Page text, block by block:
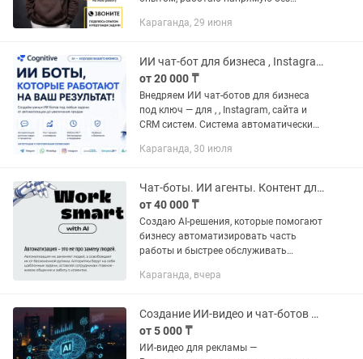
деньги и время. Высокая
быстро...
Караганда, 29 июня
ИИ чат-бот для бизнеса , Instagram, CRM
от 20 000 ₸
Внедряем ИИ чат-ботов для бизнеса
под ключ — для , , Instagram, сайта и
CRM систем. Система автоматически
услугам и товарам, обрабатывает
Караганда, 30 июля
Чат-боты. ИИ агенты. Контент для бизнеса.
от 40 000 ₸
Создаю AI-решения, которые помогают
бизнесу автоматизировать часть
работы и быстрее обслуживать
автоматизацию заявок и обращений -
сайты и...
Караганда, вчера
Создание ИИ-видео и чат-ботов под ключ
от 5 000 ₸
ИИ-видео для рекламы —